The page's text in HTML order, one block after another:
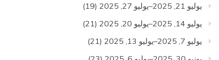
يوليو 21, 2025–يوليو 27, 2025
(19)
يوليو 14, 2025–يوليو 20, 2025
(21)
يوليو 7, 2025–يوليو 13, 2025
(21)